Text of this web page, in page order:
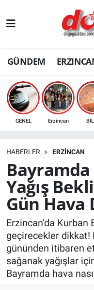
GÜNDEM
GENEL Erzincan
HABERLER ERZINCAN
Bayramda
Yağış
Gün Hava
Erzincan’da Kurban
geçirecekler dikkat!
gününden itibaren
sağanak yağışlar
Bayramda hava
ERZINCAN
GÜNDEM
ERZİNCAN
SAĞLIK
Bilim, teknoloji
GENEL
KÜLTÜR-SANAT
Yerel Haber